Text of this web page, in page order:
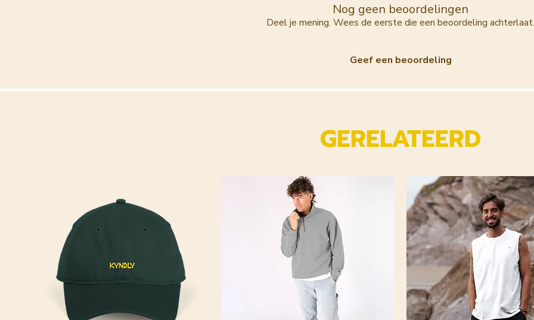
Nog geen beoordelingen
Deel je mening. Wees de eerste die een beoordeling achterlaat.
Geef een beoordeling
GERELATEERD